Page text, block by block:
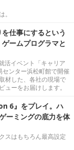
仕事にするという
ームプログラマと
活イベント「キャリア
ンター浜松町館で開催
材した、各社の現場で
ーをお届けします。
6』をプレイ。ハ
ーミングの底力を体
スはもちろん最高設定